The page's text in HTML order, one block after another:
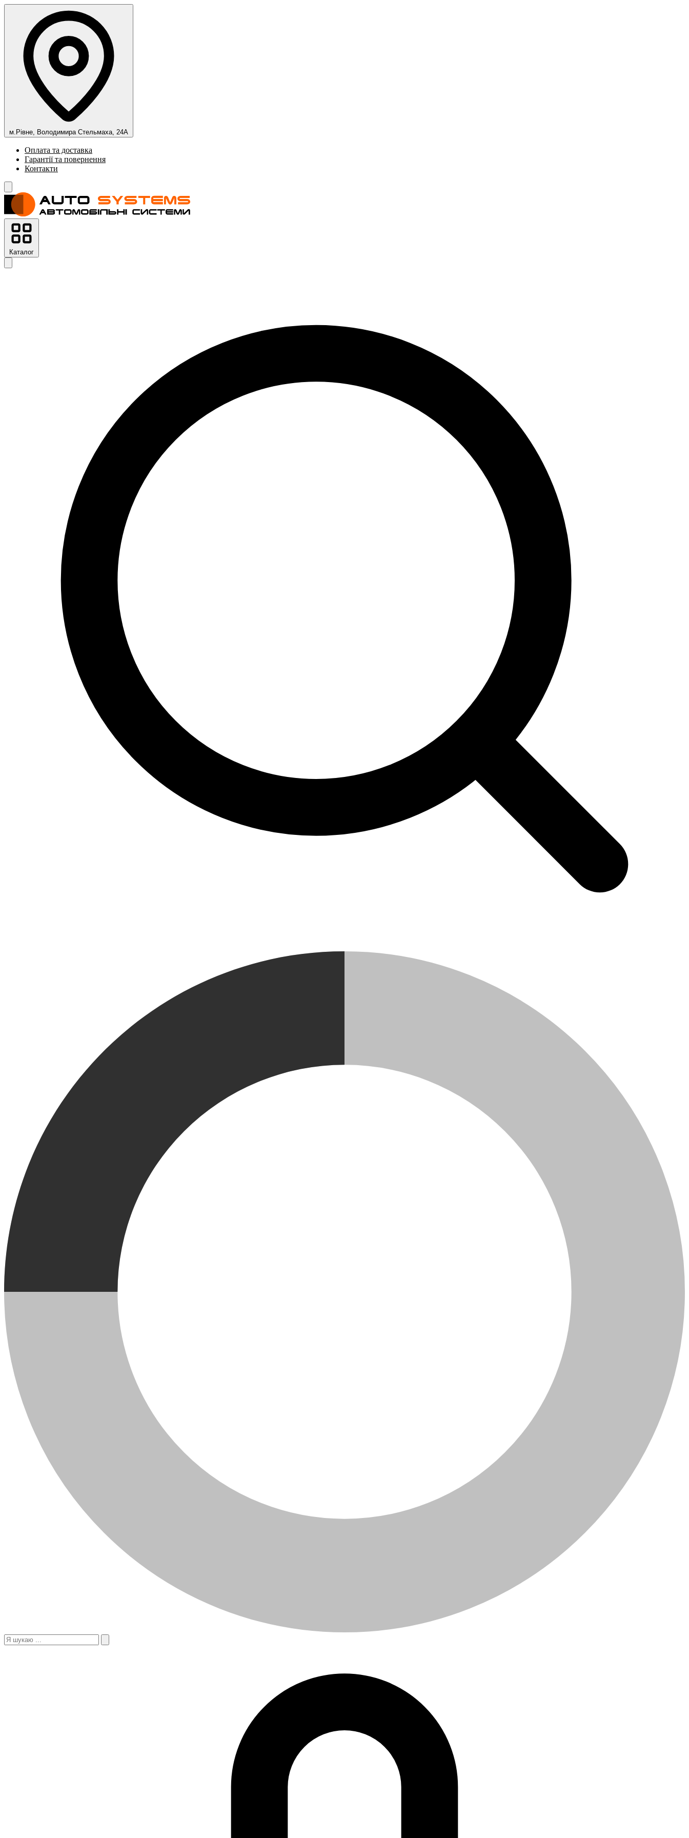
м.Рівне, Володимира Стельмаха, 24А
Оплата та доставка
Гарантії та повернення
Контакти
Каталог